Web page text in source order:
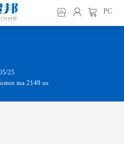
PC
25
ma 2149 us